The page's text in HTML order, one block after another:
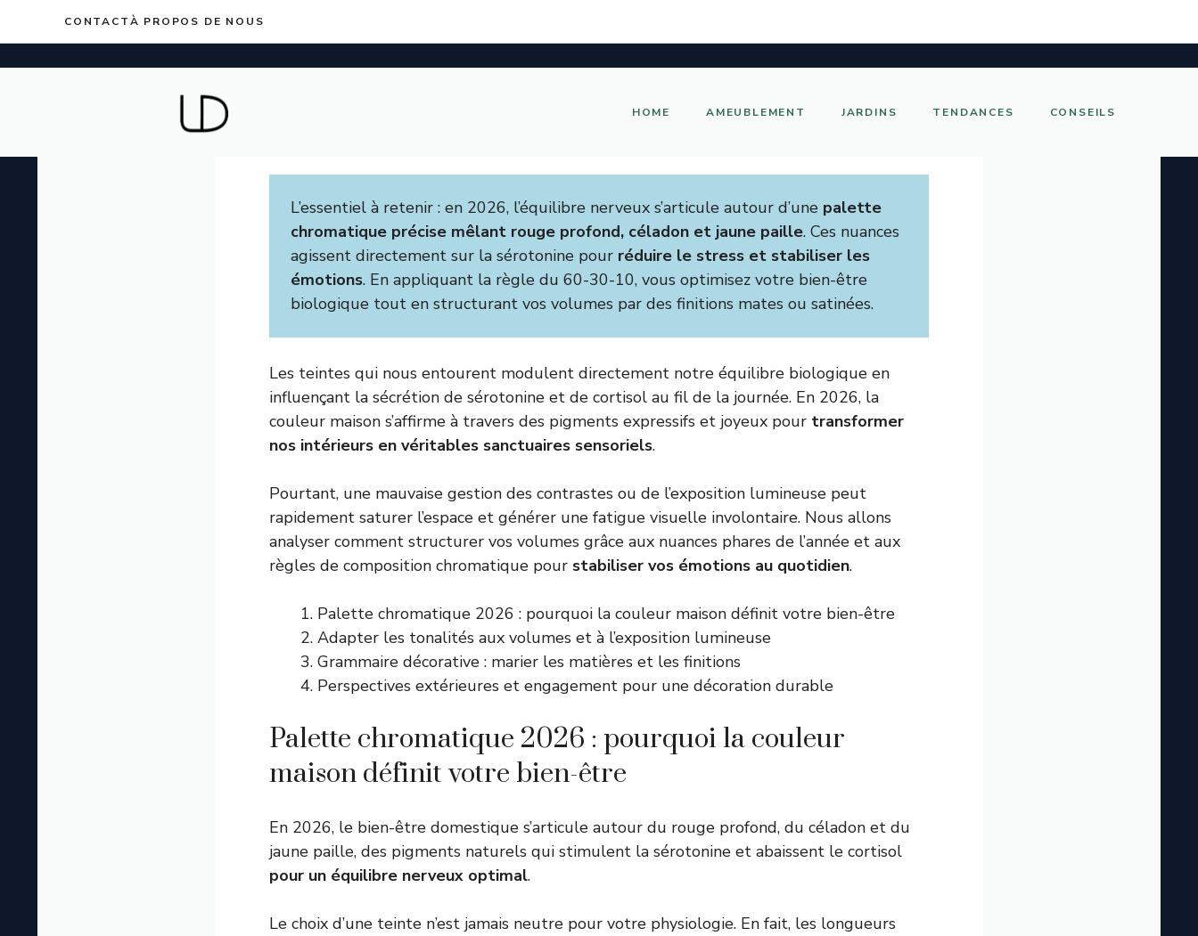
CONTACTÀ PROPOS DE NOUS
HOME AMEUBLEMENT JARDINS TENDANCES CONSEILS
L’essentiel à retenir : en 2026, l’équilibre nerveux s’articule autour d’une palette
chromatique précise mêlant rouge profond, céladon et jaune paille. Ces nuances
agissent directement sur la sérotonine pour réduire le stress et stabiliser les
émotions. En appliquant la règle du 60-30-10, vous optimisez votre bien-être
biologique tout en structurant vos volumes par des finitions mates ou satinées.
Les teintes qui nous entourent modulent directement notre équilibre biologique en
influençant la sécrétion de sérotonine et de cortisol au fil de la journée. En 2026, la
couleur maison s’affirme à travers des pigments expressifs et joyeux pour transformer
nos intérieurs en véritables sanctuaires sensoriels.
Pourtant, une mauvaise gestion des contrastes ou de l’exposition lumineuse peut
rapidement saturer l’espace et générer une fatigue visuelle involontaire. Nous allons
analyser comment structurer vos volumes grâce aux nuances phares de l’année et aux
règles de composition chromatique pour stabiliser vos émotions au quotidien.
Palette chromatique 2026 : pourquoi la couleur maison définit votre bien-être
Adapter les tonalités aux volumes et à l’exposition lumineuse
Grammaire décorative : marier les matières et les finitions
Perspectives extérieures et engagement pour une décoration durable
Palette chromatique 2026 : pourquoi la couleur
maison définit votre bien-être
En 2026, le bien-être domestique s’articule autour du rouge profond, du céladon et du
jaune paille, des pigments naturels qui stimulent la sérotonine et abaissent le cortisol
pour un équilibre nerveux optimal.
Le choix d’une teinte n’est jamais neutre pour votre physiologie. En fait, les longueurs